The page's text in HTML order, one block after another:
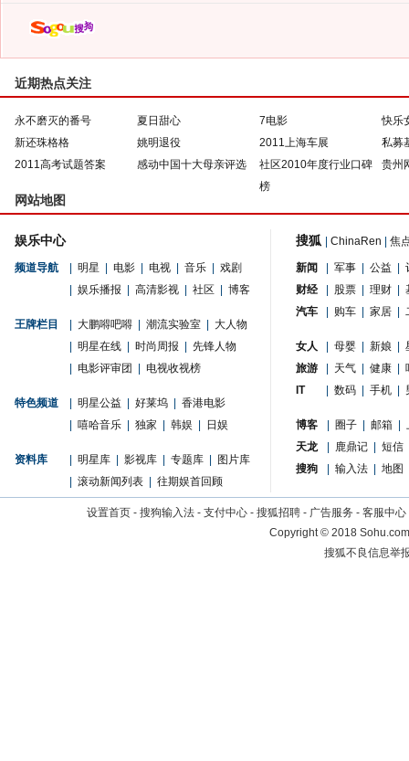
近期热点关注
永不磨灭的番号 夏日甜心 7电影
快乐
新还珠格格
姚明退役 2011上海车展
私募
2011高考试题答案
感动中国十大母亲评选
社区2010年度行业口碑
榜
贵州
网站地图
娱乐中心
频道导航 明星 电影 电视 音乐
戏剧
娱乐播报 高清影视 社区 博客
王牌栏目 大鹏嘚吧嘚 潮流实验室
大人物
明星在线 时尚周报
先锋人物
电影评审团 电视收视榜
特色频道 明星公益 好莱坞
香港电影
嘻哈音乐 独家 韩娱 日娱
资料库 明星库 影视库 专题库
图片库
滚动新闻列表 往期娱首回顾
搜狐 ChinaRen 焦
新闻 军事 公益
财经
股票 理财
汽车
购车 家居
女人 母婴 新娘
旅游
天气 健康
IT
数码 手机
博客 圈子 邮箱
天龙
鹿鼎记
短信
搜狗
输入法 地图
设置首页 - 搜狗输入法 - 支付中心 - 搜狐招聘 - 广告服务 - 客服中心
Copyright©2018
搜狐不良信息举